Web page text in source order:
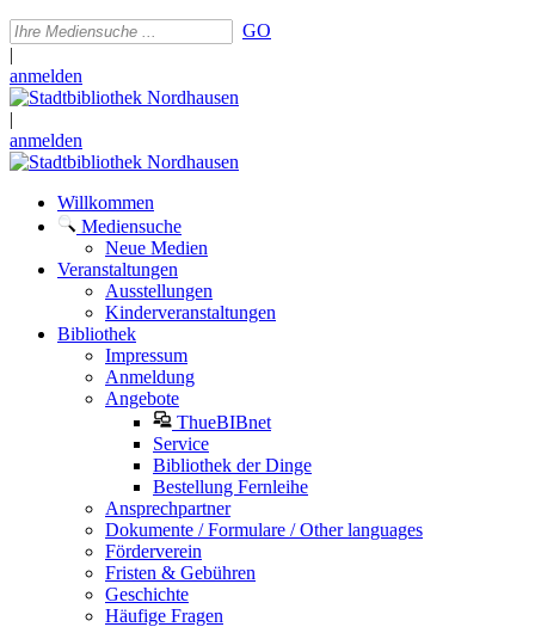
GO
|
anmelden
|
anmelden
Willkommen
Mediensuche
Neue Medien
Veranstaltungen
Ausstellungen
Kinderveranstaltungen
Bibliothek
Impressum
Anmeldung
Angebote
ThueBIBnet
Service
Bibliothek der Dinge
Bestellung Fernleihe
Ansprechpartner
Dokumente / Formulare / Other languages
Förderverein
Fristen & Gebühren
Geschichte
Häufige Fragen